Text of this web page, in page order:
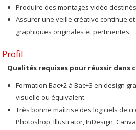
Produire des montages vidéo
Assurer une veille créative continue
graphiques originales et pertinentes.
Profil
Qualités requises pour réussir dans
Formation Bac+2 à Bac+3 en design
visuelle ou équivalent.
Très bonne maîtrise des logiciels de
Photoshop, Illustrator, InDesign,